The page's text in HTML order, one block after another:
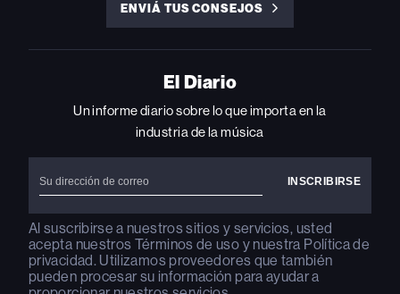
ENVIÁ TUS CONSEJOS
ENVIÁ
TUS
CONSEJOS
El Diario
Un informe diario sobre lo que importa en la
industria de la música
Al suscribirse a nuestros sitios y servicios, usted
acepta nuestros Términos de uso y nuestra Política de
privacidad. Utilizamos proveedores que también
pueden procesar su información para ayudar a